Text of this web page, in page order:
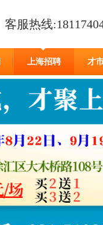
客服热线
上海招聘 才